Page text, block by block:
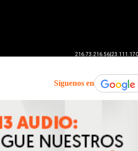
Síguenos en